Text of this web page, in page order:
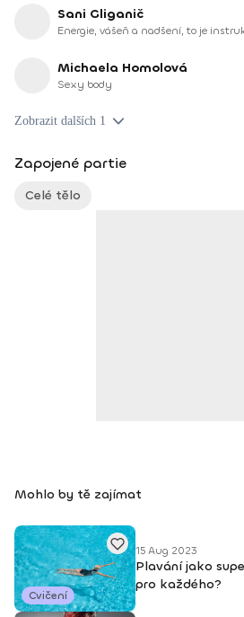
Sani Gliganič
Michaela Homolová
Sexy body
Zobrazit dalších 1
Zapojené partie
Celé tělo
Mohlo by tě zajímat
Cvičení
15 Aug 2023
Plavání jako
pro každého?